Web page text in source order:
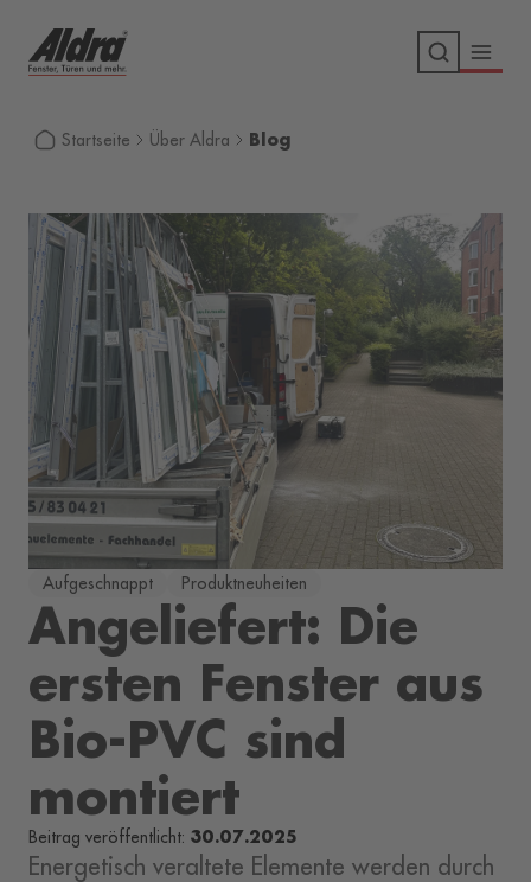
Startseite Über Aldra Blog
Aufgeschnappt Produktneuheiten
Angeliefert: Die
ersten Fenster aus
Bio-PVC sind
montiert
Beitrag veröffentlicht: 30.07.2025
Energetisch veraltete Elemente werden durch